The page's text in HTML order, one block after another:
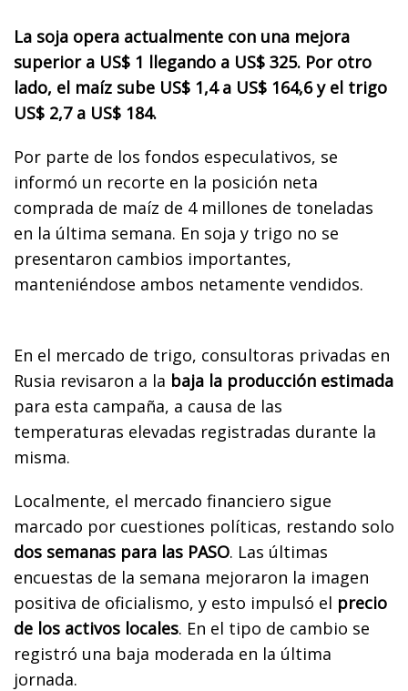
La soja opera actualmente con una mejora
superior a US$ 1 llegando a US$ 325. Por otro
lado, el maíz sube US$ 1,4 a US$ 164,6 y el trigo
US$ 2,7 a US$ 184.
Por parte de los fondos especulativos, se
informó un recorte en la posición neta
comprada de maíz de 4 millones de toneladas
en la última semana. En soja y trigo no se
presentaron cambios importantes,
manteniéndose ambos netamente vendidos.
En el mercado de trigo, consultoras privadas en
Rusia revisaron a la baja la producción estimada
para esta campaña, a causa de las
temperaturas elevadas registradas durante la
misma.
Localmente, el mercado financiero sigue
marcado por cuestiones políticas, restando solo
dos semanas para las PASO. Las últimas
encuestas de la semana mejoraron la imagen
positiva de oficialismo, y esto impulsó el precio
de los activos locales. En el tipo de cambio se
registró una baja moderada en la última
jornada.